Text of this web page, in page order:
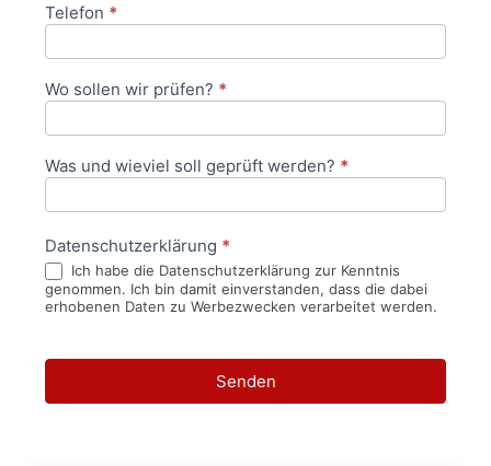
Telefon *
Wo sollen wir prüfen? *
Was und wieviel soll geprüft werden? *
Datenschutzerklärung *
Ich habe die Datenschutzerklärung zur Kenntnis
genommen. Ich bin damit einverstanden, dass die dabei
erhobenen Daten zu Werbezwecken verarbeitet werden.
Senden